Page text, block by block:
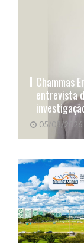
Chammas
entrevista
05/08/2026